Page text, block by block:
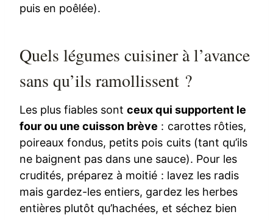
puis en poêlée).
Quels légumes cuisiner à l’avance
sans qu’ils ramollissent ?
Les plus fiables sontceux qui supportent le
four ou une cuisson brève : carottes rôties,
poireaux fondus, petits pois cuits (tant qu’ils
ne baignent pas dans une sauce). Pour les
crudités, préparez à moitié : lavez les radis
mais gardez-les entiers, gardez les herbes
entières plutôt qu’hachées, et séchez bien